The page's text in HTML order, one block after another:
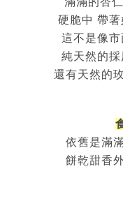
硬脆中 帶
這不是像
純天然的
還有天然的
依舊是滿
餅乾甜香